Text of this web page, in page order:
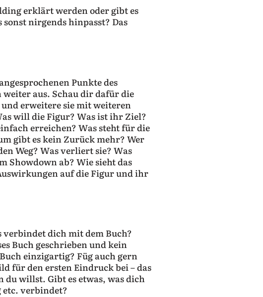
erklärt werden oder gibt es
nirgends hinpasst? Das
Punkte des
weiter aus. Schau dir dafür die
und erweitere sie mit weiteren
will die Figur? Was ist ihr Ziel?
erreichen? Was steht für die
gibt es kein Zurück mehr? Wer
Weg? Was verliert sie? Was
Showdown ab? Wie sieht das
auf die Figur und ihr
verbindet dich mit dem Buch?
Buch geschrieben und kein
einzigartig? Füg auch gern
für den ersten Eindruck bei – das
du willst. Gibt es etwas, was dich
verbindet?